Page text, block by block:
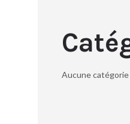
Aucune catégorie